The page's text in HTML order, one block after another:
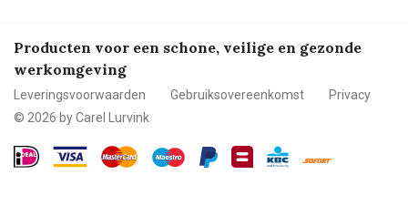
Producten voor een schone, veilige en gezonde
werkomgeving
Leveringsvoorwaarden Gebruiksovereenkomst
Privacy
© 2026 by Carel Lurvink